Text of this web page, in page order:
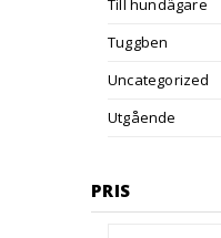
Till hundägare
Tuggben
Uncategorized
Utgående
PRIS